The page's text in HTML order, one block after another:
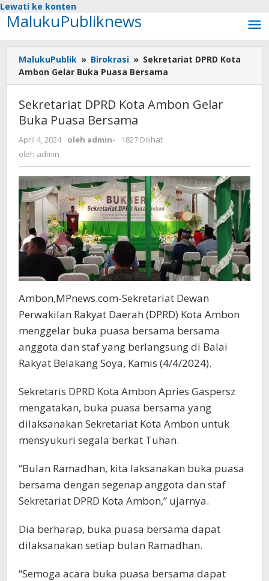
Lewati ke konten
MalukuPubliknews
MalukuPublik » Birokrasi » Sekretariat DPRD Kota
Ambon Gelar Buka Puasa Bersama
Sekretariat DPRD Kota Ambon Gelar
Buka Puasa Bersama
April 4, 2024 oleh admin-
1827 Dilihat
oleh admin
Ambon,MPnews.com-Sekretariat Dewan
Perwakilan Rakyat Daerah (DPRD) Kota Ambon
menggelar buka puasa bersama bersama
anggota dan staf yang berlangsung di Balai
Rakyat Belakang Soya, Kamis (4/4/2024).
Sekretaris DPRD Kota Ambon Apries Gaspersz
mengatakan, buka puasa bersama yang
dilaksanakan Sekretariat Kota Ambon untuk
mensyukuri segala berkat Tuhan.
“Bulan Ramadhan, kita laksanakan buka puasa
bersama dengan segenap anggota dan staf
Sekretariat DPRD Kota Ambon,” ujarnya.
Dia berharap, buka puasa bersama dapat
dilaksanakan setiap bulan Ramadhan.
“Semoga acara buka puasa bersama dapat